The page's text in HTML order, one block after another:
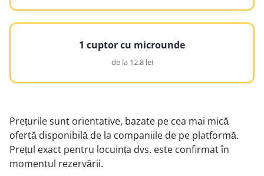
1 cuptor cu microunde
de la 12.8 lei
Prețurile sunt orientative, bazate pe cea mai mică
ofertă disponibilă de la companiile de pe platformă.
Prețul exact pentru locuința dvs. este confirmat în
momentul rezervării.